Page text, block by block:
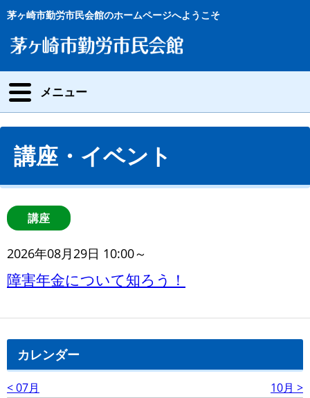
茅ヶ崎市勤労市民会館のホームページへようこそ
メニュー
講座・イベント
講座
2026年08月29日 10:00～
障害年金について知ろう！
カレンダー
< 07月
10月 >